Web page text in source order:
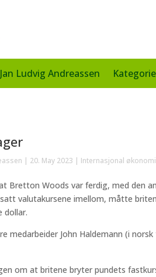
Ludvig Andreassen
| 20. May 2023 | Internasjonal økonomi
Bretton Woods var ferdig, med den
valutakursene imellom, måtte
dollar.
medarbeider John Haldemann (i
om at britene bryter pundets